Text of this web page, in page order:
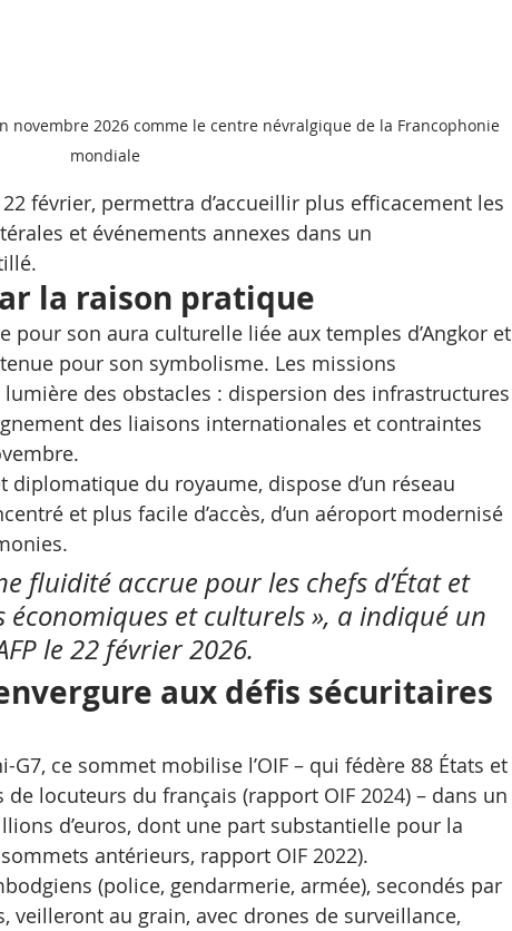
novembre 2026 comme le centre névralgique de la Francophonie
mondiale
février, permettra d’accueillir plus efficacement les
et événements annexes dans un
la raison pratique
pour son aura culturelle liée aux temples d’Angkor et
pour son symbolisme. Les missions
des obstacles : dispersion des infrastructures
des liaisons internationales et contraintes
du royaume, dispose d’un réseau
et plus facile d’accès, d’un aéroport modernisé
fluidité accrue pour les chefs d’État et
et culturels », a indiqué un
le 22 février 2026.
aux défis sécuritaires
ce sommet mobilise l’OIF – qui fédère 88 États et
locuteurs du français (rapport OIF 2024) – dans un
d’euros, dont une part substantielle pour la
antérieurs, rapport OIF 2022).
(police, gendarmerie, armée), secondés par
veilleront au grain, avec drones de surveillance,